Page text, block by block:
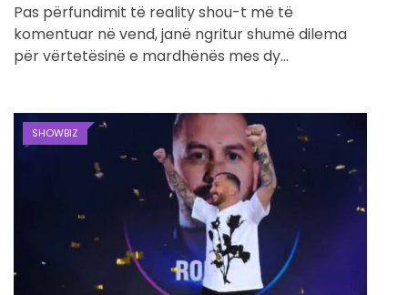
Pas përfundimit të reality shou-t më të
komentuar në vend, janë ngritur shumë dilema
për vërtetësinë e mardhënës mes dy…
SHOWBIZ